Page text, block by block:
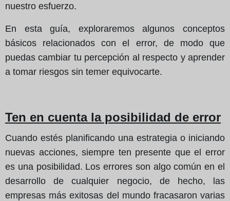
nuestro esfuerzo.
En esta guía, exploraremos algunos conceptos
básicos relacionados con el error, de modo que
puedas cambiar tu percepción al respecto y aprender
a tomar riesgos sin temer equivocarte.
Ten en cuenta la posibilidad de error
Cuando estés planificando una estrategia o iniciando
nuevas acciones, siempre ten presente que el error
es una posibilidad. Los errores son algo común en el
desarrollo de cualquier negocio, de hecho, las
empresas más exitosas del mundo fracasaron varias